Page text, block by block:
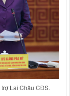
trợ Lai Châu CĐS.